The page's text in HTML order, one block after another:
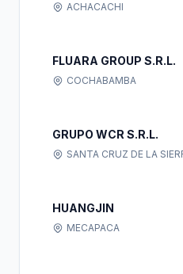
ACHACACHI
FLUARA GROUP S.R.L.
COCHABAMBA
GRUPO WCR S.R.L.
SANTA CRUZ DE LA
HUANGJIN
MECAPACA